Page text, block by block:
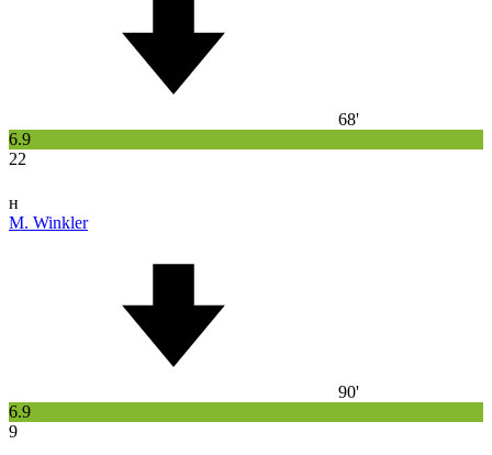
68'
6.9
22
н
M. Winkler
90'
6.9
9